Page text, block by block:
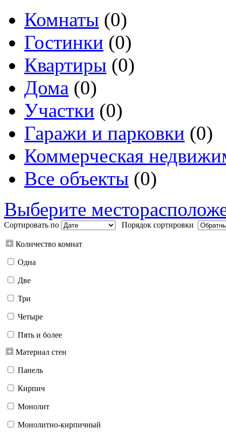
Комнаты (0)
Гостинки (0)
Квартиры (0)
Дома (0)
Участки (0)
Гаражи и парковки (0)
Коммерческая
Все объекты (0)
Выберите
Сортировать по Порядок сортировки
Количество комнат
Одна
Две
Три
Четыре
Пять и более
Материал стен
Панель
Кирпич
Монолит
Монолитно-кирпичный